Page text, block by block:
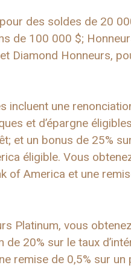
des soldes de 20
de 100 000 $;
Diamond Honneurs,
incluent une
et d’épargne
et un bonus de 25%
éligible. Vous
of America et une
Platinum, vous
20% sur le taux
remise de 0,5% sur